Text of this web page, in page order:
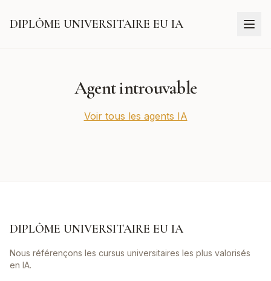
DIPLÔME UNIVERSITAIRE EU IA
Agent introuvable
Voir tous les agents IA
DIPLÔME UNIVERSITAIRE EU IA
Nous référençons les cursus universitaires les plus valorisés
en IA.